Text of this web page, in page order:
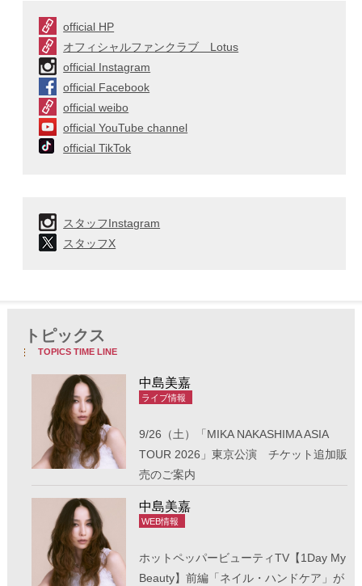
official HP
オフィシャルファンクラブ Lotus
official Instagram
official Facebook
official weibo
official YouTube channel
official TikTok
スタッフInstagram
スタッフX
トピックス
TOPICS TIME LINE
中島美嘉
ライブ情報
9/26（土）「MIKA NAKASHIMA ASIA
TOUR 2026」東京公演 チケット追加販
売のご案内
中島美嘉
WEB情報
ホットペッパービューティTV【1Day My
Beauty】前編「ネイル・ハンドケア」が